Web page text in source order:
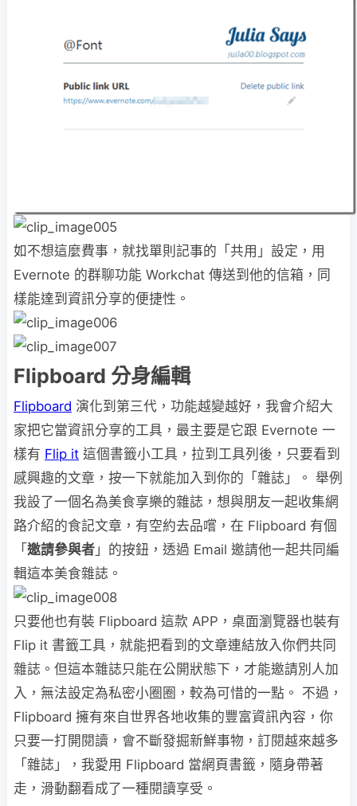
如不想這麼費事，就找單則記事的「共用」設定，用
Evernote 的群聊功能 Workchat 傳送到他的信箱，同
樣能達到資訊分享的便捷性。
Flipboard 分身編輯
Flipboard 演化到第三代，功能越變越好，我會介紹大
家把它當資訊分享的工具，最主要是它跟 Evernote 一
樣有 Flip it 這個書籤小工具，拉到工具列後，只要看到
感興趣的文章，按一下就能加入到你的「雜誌」。 舉例
我設了一個名為美食享樂的雜誌，想與朋友一起收集網
路介紹的食記文章，有空約去品嚐，在 Flipboard 有個
「 邀請參與者 」的按鈕，透過 Email 邀請他一起共同編
輯這本美食雜誌。
只要他也有裝 Flipboard 這款 APP，桌面瀏覽器也裝有
Flip it 書籤工具，就能把看到的文章連結放入你們共同
雜誌。但這本雜誌只能在公開狀態下，才能邀請別人加
入，無法設定為私密小圈圈，較為可惜的一點。 不過，
Flipboard 擁有來自世界各地收集的豐富資訊內容，你
只要一打開閱讀，會不斷發掘新鮮事物，訂閱越來越多
「雜誌」，我愛用 Flipboard 當網頁書籤，隨身帶著
走，滑動翻看成了一種閱讀享受。